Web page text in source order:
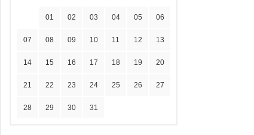
01 02 03 04 05 06
07 08 09 10 11 12 13
14 15 16 17 18 19 20
21 22 23 24 25 26 27
28 29 30 31